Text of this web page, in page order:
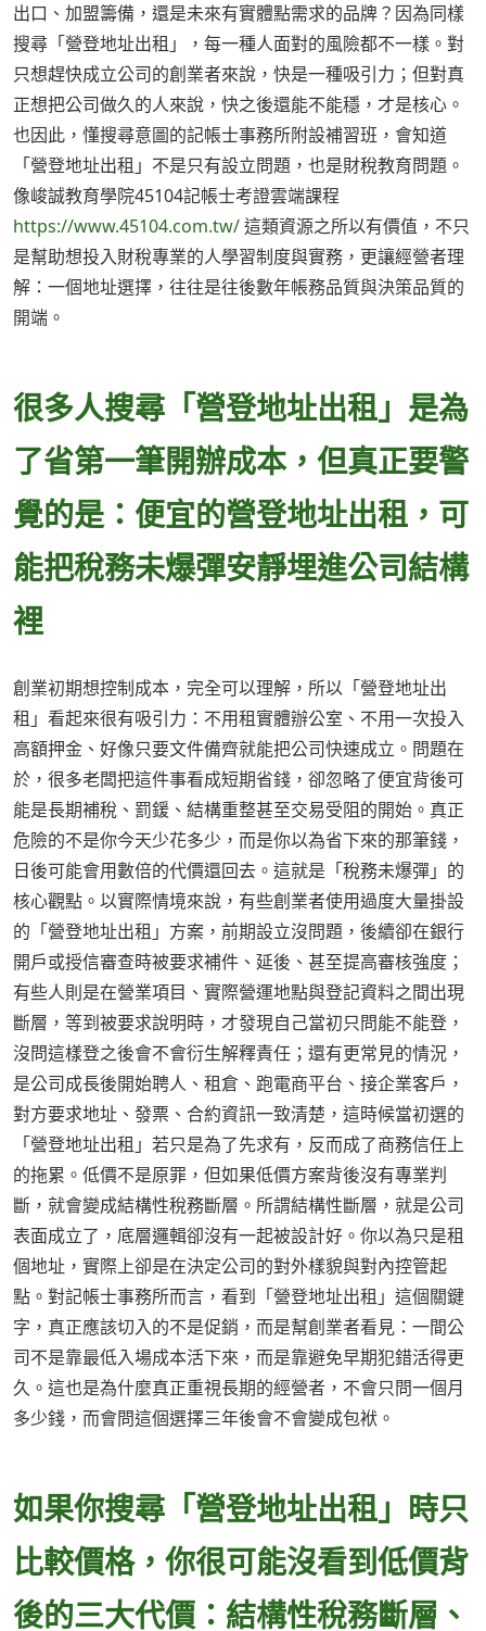
出口、加盟籌備，還是未來有實體點需求的品牌？因為同樣
搜尋「營登地址出租」，每一種人面對的風險都不一樣。對
只想趕快成立公司的創業者來說，快是一種吸引力；但對真
正想把公司做久的人來說，快之後還能不能穩，才是核心。
也因此，懂搜尋意圖的記帳士事務所附設補習班，會知道
「營登地址出租」不是只有設立問題，也是財稅教育問題。
像峻誠教育學院45104記帳士考證雲端課程
https://www.45104.com.tw/這類資源之所以有價值，不只
是幫助想投入財稅專業的人學習制度與實務，更讓經營者理
解：一個地址選擇，往往是往後數年帳務品質與決策品質的
開端。
很多人搜尋「營登地址出租」是為
了省第一筆開辦成本，但真正要警
覺的是：便宜的營登地址出租，可
能把稅務未爆彈安靜埋進公司結構
裡
創業初期想控制成本，完全可以理解，所以「營登地址出
租」看起來很有吸引力：不用租實體辦公室、不用一次投入
高額押金、好像只要文件備齊就能把公司快速成立。問題在
於，很多老闆把這件事看成短期省錢，卻忽略了便宜背後可
能是長期補稅、罰鍰、結構重整甚至交易受阻的開始。真正
危險的不是你今天少花多少，而是你以為省下來的那筆錢，
日後可能會用數倍的代價還回去。這就是「稅務未爆彈」的
核心觀點。以實際情境來說，有些創業者使用過度大量掛設
的「營登地址出租」方案，前期設立沒問題，後續卻在銀行
開戶或授信審查時被要求補件、延後、甚至提高審核強度；
有些人則是在營業項目、實際營運地點與登記資料之間出現
斷層，等到被要求說明時，才發現自己當初只問能不能登，
沒問這樣登之後會不會衍生解釋責任；還有更常見的情況，
是公司成長後開始聘人、租倉、跑電商平台、接企業客戶，
對方要求地址、發票、合約資訊一致清楚，這時候當初選的
「營登地址出租」若只是為了先求有，反而成了商務信任上
的拖累。低價不是原罪，但如果低價方案背後沒有專業判
斷，就會變成結構性稅務斷層。所謂結構性斷層，就是公司
表面成立了，底層邏輯卻沒有一起被設計好。你以為只是租
個地址，實際上卻是在決定公司的對外樣貌與對內控管起
點。對記帳士事務所而言，看到「營登地址出租」這個關鍵
字，真正應該切入的不是促銷，而是幫創業者看見：一間公
司不是靠最低入場成本活下來，而是靠避免早期犯錯活得更
久。這也是為什麼真正重視長期的經營者，不會只問一個月
多少錢，而會問這個選擇三年後會不會變成包袱。
如果你搜尋「營登地址出租」時只
比較價格，你很可能沒看到低價背
後的三大代價：結構性稅務斷層、